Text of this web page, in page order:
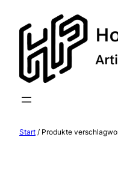
Inhalt
springen
Start / Produkte